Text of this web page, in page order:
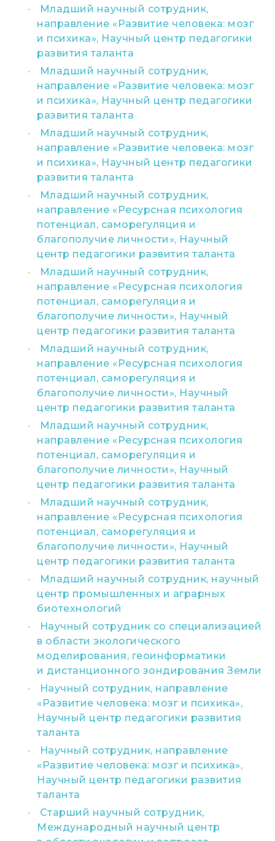
Младший научный сотрудник,
направление «Развитие человека: мозг
и психика», Научный центр педагогики
развития таланта
Младший научный сотрудник,
направление «Развитие человека: мозг
и психика», Научный центр педагогики
развития таланта
Младший научный сотрудник,
направление «Развитие человека: мозг
и психика», Научный центр педагогики
развития таланта
Младший научный сотрудник,
направление «Ресурсная психология
потенциал, саморегуляция и
благополучие личности», Научный
центр педагогики развития таланта
Младший научный сотрудник,
направление «Ресурсная психология
потенциал, саморегуляция и
благополучие личности», Научный
центр педагогики развития таланта
Младший научный сотрудник,
направление «Ресурсная психология
потенциал, саморегуляция и
благополучие личности», Научный
центр педагогики развития таланта
Младший научный сотрудник,
направление «Ресурсная психология
потенциал, саморегуляция и
благополучие личности», Научный
центр педагогики развития таланта
Младший научный сотрудник,
направление «Ресурсная психология
потенциал, саморегуляция и
благополучие личности», Научный
центр педагогики развития таланта
Младший научный сотрудник, научный
центр промышленных и аграрных
биотехнологий
Научный сотрудник со специализацией
в области экологического
моделирования, геоинформатики
и дистанционного зондирования Земли
Научный сотрудник, направление
«Развитие человека: мозг и психика»,
Научный центр педагогики развития
таланта
Научный сотрудник, направление
«Развитие человека: мозг и психика»,
Научный центр педагогики развития
таланта
Старший научный сотрудник,
Международный научный центр